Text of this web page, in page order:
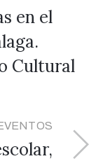
en el
Cultural